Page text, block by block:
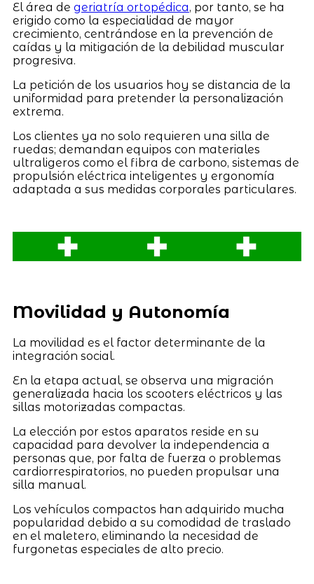
El área de geriatría ortopédica, por tanto, se ha
erigido como la especialidad de mayor
crecimiento, centrándose en la prevención de
caídas y la mitigación de la debilidad muscular
progresiva.
La petición de los usuarios hoy se distancia de la
uniformidad para pretender la personalización
extrema.
Los clientes ya no solo requieren una silla de
ruedas; demandan equipos con materiales
ultraligeros como el fibra de carbono, sistemas de
propulsión eléctrica inteligentes y ergonomía
adaptada a sus medidas corporales particulares.
Movilidad y Autonomía
La movilidad es el factor determinante de la
integración social.
En la etapa actual, se observa una migración
generalizada hacia los scooters eléctricos y las
sillas motorizadas compactas.
La elección por estos aparatos reside en su
capacidad para devolver la independencia a
personas que, por falta de fuerza o problemas
cardiorrespiratorios, no pueden propulsar una
silla manual.
Los vehículos compactos han adquirido mucha
popularidad debido a su comodidad de traslado
en el maletero, eliminando la necesidad de
furgonetas especiales de alto precio.